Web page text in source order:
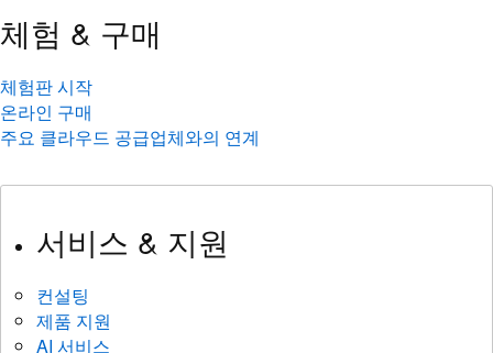
체험 & 구매
체험판 시작
온라인 구매
주요 클라우드 공급업체와의 연계
서비스 & 지원
컨설팅
제품 지원
AI 서비스